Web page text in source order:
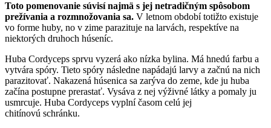
Toto pomenovanie súvisí najmä s jej netradičným spôsobom
prežívania a rozmnožovania sa. V letnom období totižto existuje
vo forme huby, no v zime parazituje na larvách, respektíve na
niektorých druhoch húseníc.
Huba Cordyceps sprvu vyzerá ako nízka bylina. Má hnedú farbu a
vytvára spóry. Tieto spóry následne napádajú larvy a začnú na nich
parazitovať. Nakazená húsenica sa zarýva do zeme, kde ju huba
začína postupne prerastať. Vysáva z nej výživné látky a pomaly ju
usmrcuje. Huba Cordyceps vyplní časom celú jej
chitínovú schránku.